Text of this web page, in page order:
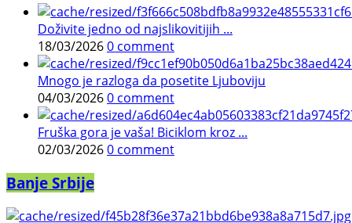
Doživite jedno od najslikovitijih ...
18/03/20260 comment
Mnogo je razloga da posetite Ljuboviju
04/03/20260 comment
Fruška gora je vaša! Biciklom kroz ...
02/03/20260 comment
Banje Srbije